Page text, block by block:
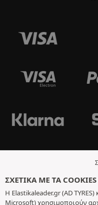
ΣΧΕΤΙΚΆ ΜΕ ΤΑ
Η Elastikaleader.gr (AD
Microsoft) χρησιμοποιούν